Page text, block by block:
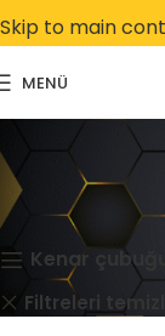
Skip to main
MENÜ
Ana Sayfa
Store
Kenar
Filtreleri temizle